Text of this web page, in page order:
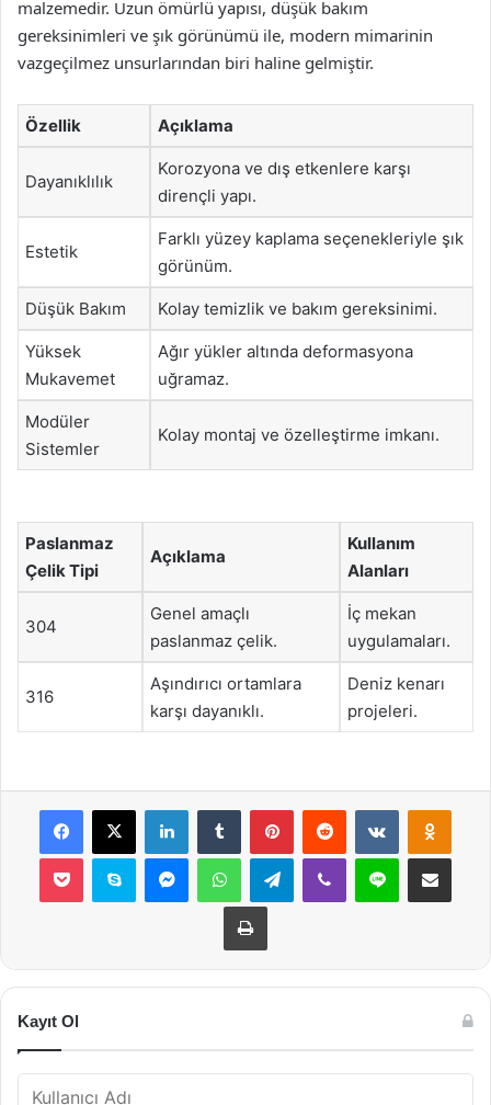
malzemedir. Uzun ömürlü yapısı, düşük bakım
gereksinimleri ve şık görünümü ile, modern mimarinin
vazgeçilmez unsurlarından biri haline gelmiştir.
Özellik Açıklama
Dayanıklılık
Korozyona ve dış etkenlere karşı
dirençli yapı.
Estetik
Farklı yüzey kaplama seçenekleriyle şık
görünüm.
Düşük Bakım Kolay temizlik ve bakım gereksinimi.
Yüksek
Mukavemet
Ağır yükler altında deformasyona
uğramaz.
Modüler
Sistemler
Kolay montaj ve özelleştirme imkanı.
Paslanmaz
Çelik Tipi
Açıklama
Kullanım
Alanları
304
Genel amaçlı
paslanmaz çelik.
İç mekan
uygulamaları.
316
Aşındırıcı ortamlara
karşı dayanıklı.
Deniz kenarı
projeleri.
Facebook
X LinkedInTumblr PinterestReddit VKontakte
Pocket Skype MessengerWhatsAppTelegramViber Line E-Posta ile
Yazdır
Kayıt Ol